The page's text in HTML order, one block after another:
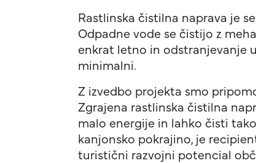
Rastlinska čistilna naprava je
Odpadne vode se čistijo z
enkrat letno in odstranjevanje
minimalni.
Z izvedbo projekta smo
Zgrajena rastlinska čistilna
malo energije in lahko čisti
kanjonsko pokrajino, je
turistični razvojni potencial